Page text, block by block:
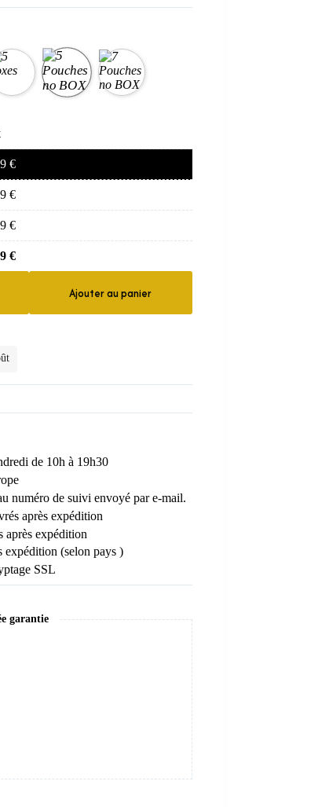
€
€
€
€
Ajouter au panier
de 10h à 19h30
numéro de suivi envoyé par e-mail.
après expédition
après expédition
expédition (selon pays )
SSL
garantie